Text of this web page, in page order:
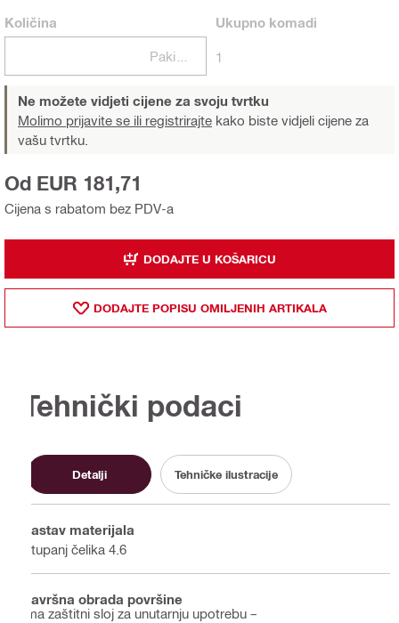
Količina Ukupnokomadi
1
Ne možete vidjeti cijene za svoju tvrtku
Molimo prijavite se ili registrirajte kako biste vidjeli cijene za
vašu tvrtku.
Cijena s rabatom bez PDV-a
Od EUR 181,71
DODAJTE U KOŠARICU
DODAJTE POPISU OMILJENIH ARTIKALA
Tehnički podaci
Detalji Tehničke ilustracije
Sastav materijala
Stupanj čelika 4.6
Završna obrada površine
Ima zaštitni sloj za unutarnju upotrebu –